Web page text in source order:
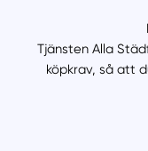
Tjänsten Alla
köpkrav, så att